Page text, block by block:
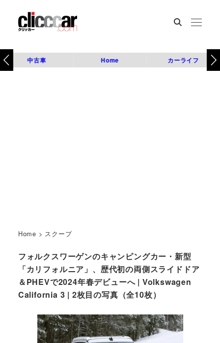
中古車 Home カーライフ
Home > スクープ
フォルクスワーゲンのキャンピングカー・新型
「カリフォルニア」、歴代初の両側スライドドア
＆PHEVで2024年春デビューへ | Volkswagen
California 3 | 2枚目の写真（全10枚）